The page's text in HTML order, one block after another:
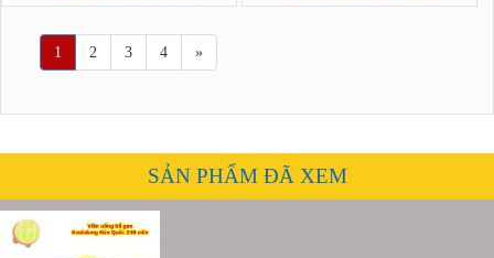
1 2 3 4 »
SẢN PHẨM ĐÃ XEM